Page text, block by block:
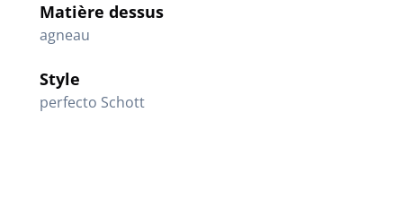
Matière dessus
agneau
Style
perfecto Schott